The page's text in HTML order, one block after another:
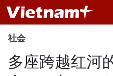
社会
多座跨越红河